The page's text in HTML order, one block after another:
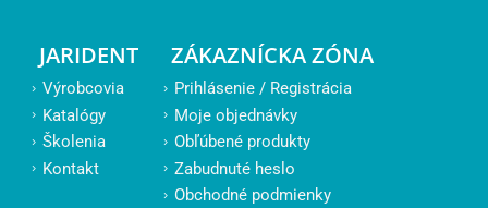
JARIDENT
Výrobcovia
Katalógy
Školenia
Kontakt
ZÁKAZNÍCKA ZÓNA
Prihlásenie / Registrácia
Moje objednávky
Obľúbené produkty
Zabudnuté heslo
Obchodné podmienky